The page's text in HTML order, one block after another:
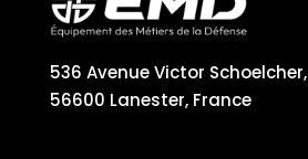
536 Avenue Victor Schoelcher,
56600 Lanester, France